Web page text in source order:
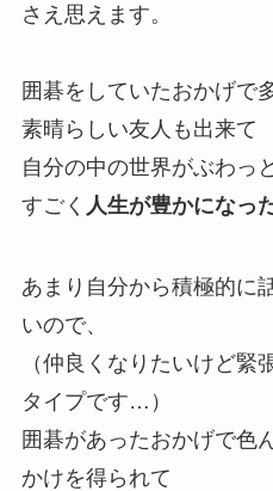
さえ思えます。
囲碁をしていたおかげで
素晴らしい友人も出来て
自分の中の世界がぶわっ
すごく 人生が豊かになっ
あまり自分から積極的に
いので、
（仲良くなりたいけど緊
タイプです…）
囲碁があったおかげで色
かけを得られて